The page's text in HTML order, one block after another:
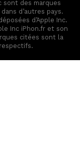
sont des marques
d’autres pays.
d’Apple Inc.
Inc iPhon.fr et son
citées sont la